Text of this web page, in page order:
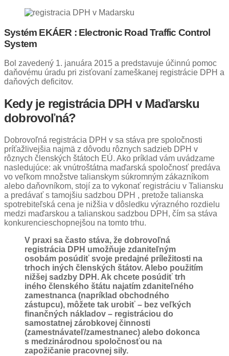
Systém EKÁER : Electronic Road Traffic Control
System
Bol zavedený 1. januára 2015 a predstavuje účinnú pomoc
daňovému úradu pri zisťovaní zameškanej registrácie DPH a
daňových deficitov.
Kedy je registrácia DPH v Maďarsku
dobrovoľná?
Dobrovoľná registrácia DPH v sa stáva pre spoločnosti
príťažlivejšia najmä z dôvodu rôznych sadzieb DPH v
rôznych členských štátoch EÚ. Ako príklad vám uvádzame
nasledujúce: ak vnútroštátna maďarská spoločnosť predáva
vo veľkom množstve talianskym súkromným zákazníkom
alebo daňovníkom, stojí za to vykonať registráciu v Taliansku
a predávať s tamojšiu sadzbou DPH , pretože talianska
spotrebiteľská cena je nižšia v dôsledku výrazného rozdielu
medzi maďarskou a talianskou sadzbou DPH, čím sa stáva
konkurencieschopnejšou na tomto trhu.
V praxi sa často stáva, že dobrovoľná
registrácia DPH umožňuje zdaniteľným
osobám posúdiť svoje predajné príležitosti na
trhoch iných členských štátov. Alebo použitím
nižšej sadzby DPH. Ak chcete posúdiť trh
iného členského štátu najatím zdaniteľného
zamestnanca (napríklad obchodného
zástupcu), môžete tak urobiť – bez veľkých
finančných nákladov – registráciou do
samostatnej zárobkovej činnosti
(zamestnávateľ/zamestnanec) alebo dokonca
s medzinárodnou spoločnosťou na
zapožičanie pracovnej sily.